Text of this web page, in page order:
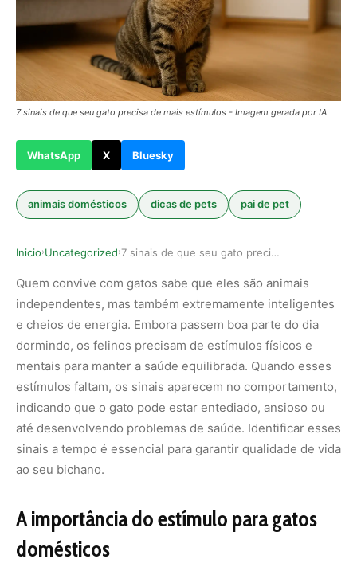
7 sinais de que seu gato precisa de mais estímulos - Imagem gerada por IA
WhatsApp X Bluesky
animais domésticos dicas de pets pai de pet
Inicio›Uncategorized› 7 sinais de que seu gato precisa de mais estímulos
Quem convive com gatos sabe que eles são animais
independentes, mas também extremamente inteligentes
e cheios de energia. Embora passem boa parte do dia
dormindo, os felinos precisam de estímulos físicos e
mentais para manter a saúde equilibrada. Quando esses
estímulos faltam, os sinais aparecem no comportamento,
indicando que o gato pode estar entediado, ansioso ou
até desenvolvendo problemas de saúde. Identificar esses
sinais a tempo é essencial para garantir qualidade de vida
ao seu bichano.
A importância do estímulo para gatos
domésticos